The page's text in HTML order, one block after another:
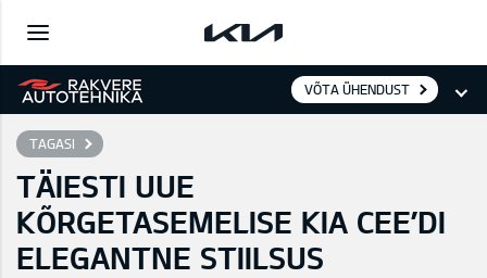
VÕTA ÜHENDUST
TAGASI
TÄIESTI UUE
KÕRGETASEMELISE KIA CEE’DI
ELEGANTNE STIILSUS